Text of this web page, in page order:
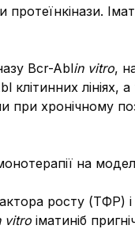
протеїнкінази.
Bcr-Ablin vitro,
клітинних лініях,
при хронічному
на
росту (ТФР)
vitro іматиніб